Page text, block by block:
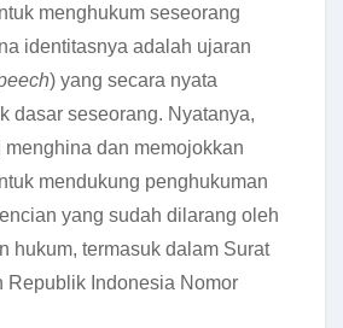
menghukum seseorang
identitasnya adalah ujaran
) yang secara nyata
dasar seseorang. Nyatanya,
dan memojokkan
mendukung penghukuman
yang sudah dilarang oleh
hukum, termasuk dalam Surat
Republik Indonesia Nomor